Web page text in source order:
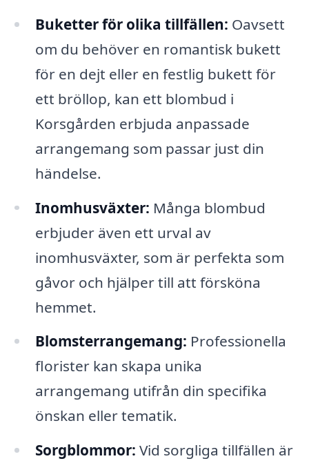
Buketter för olika tillfällen: Oavsett
om du behöver en romantisk bukett
för en dejt eller en festlig bukett för
ett bröllop, kan ett blombud i
Korsgården erbjuda anpassade
arrangemang som passar just din
händelse.
Inomhusväxter: Många blombud
erbjuder även ett urval av
inomhusväxter, som är perfekta som
gåvor och hjälper till att försköna
hemmet.
Blomsterrangemang: Professionella
florister kan skapa unika
arrangemang utifrån din specifika
önskan eller tematik.
Sorgblommor: Vid sorgliga tillfällen är